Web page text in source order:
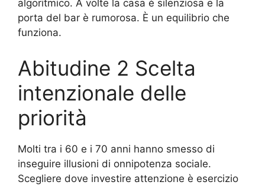
algoritmico. A volte la casa è silenziosa e la
porta del bar è rumorosa. È un equilibrio che
funziona.
Abitudine 2 Scelta
intenzionale delle
priorità
Molti tra i 60 e i 70 anni hanno smesso di
inseguire illusioni di onnipotenza sociale.
Scegliere dove investire attenzione è esercizio